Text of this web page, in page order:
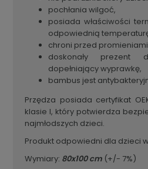
pochłania wilgoć,
posiada właściwości
odpowiednią
chroni przed promieniami
doskonały prezent
dopełniający wyprawkę,
bambus jest
Przędza posiada certyfikat
klasie I, który potwierdza
najmłodszych dzieci.
Produkt odpowiedni dla dzieci
Wymiary: 80x100 cm (+/- 7%)